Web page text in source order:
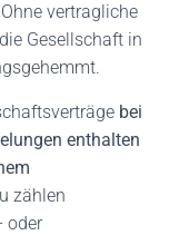
vertragliche
Gesellschaft in
bei
enthalten
zählen
oder